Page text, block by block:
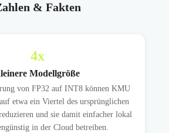
& Fakten
4x
Modellgröße
von FP32 auf INT8 können KMU
etwa ein Viertel des ursprünglichen
und sie damit einfacher lokal
in der Cloud betreiben.